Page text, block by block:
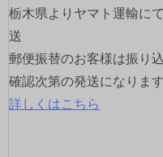
ン
栃木県よりヤマト運輸に
送
郵便振替のお客様は振り
確認次第の発送になります
詳しくはこちら